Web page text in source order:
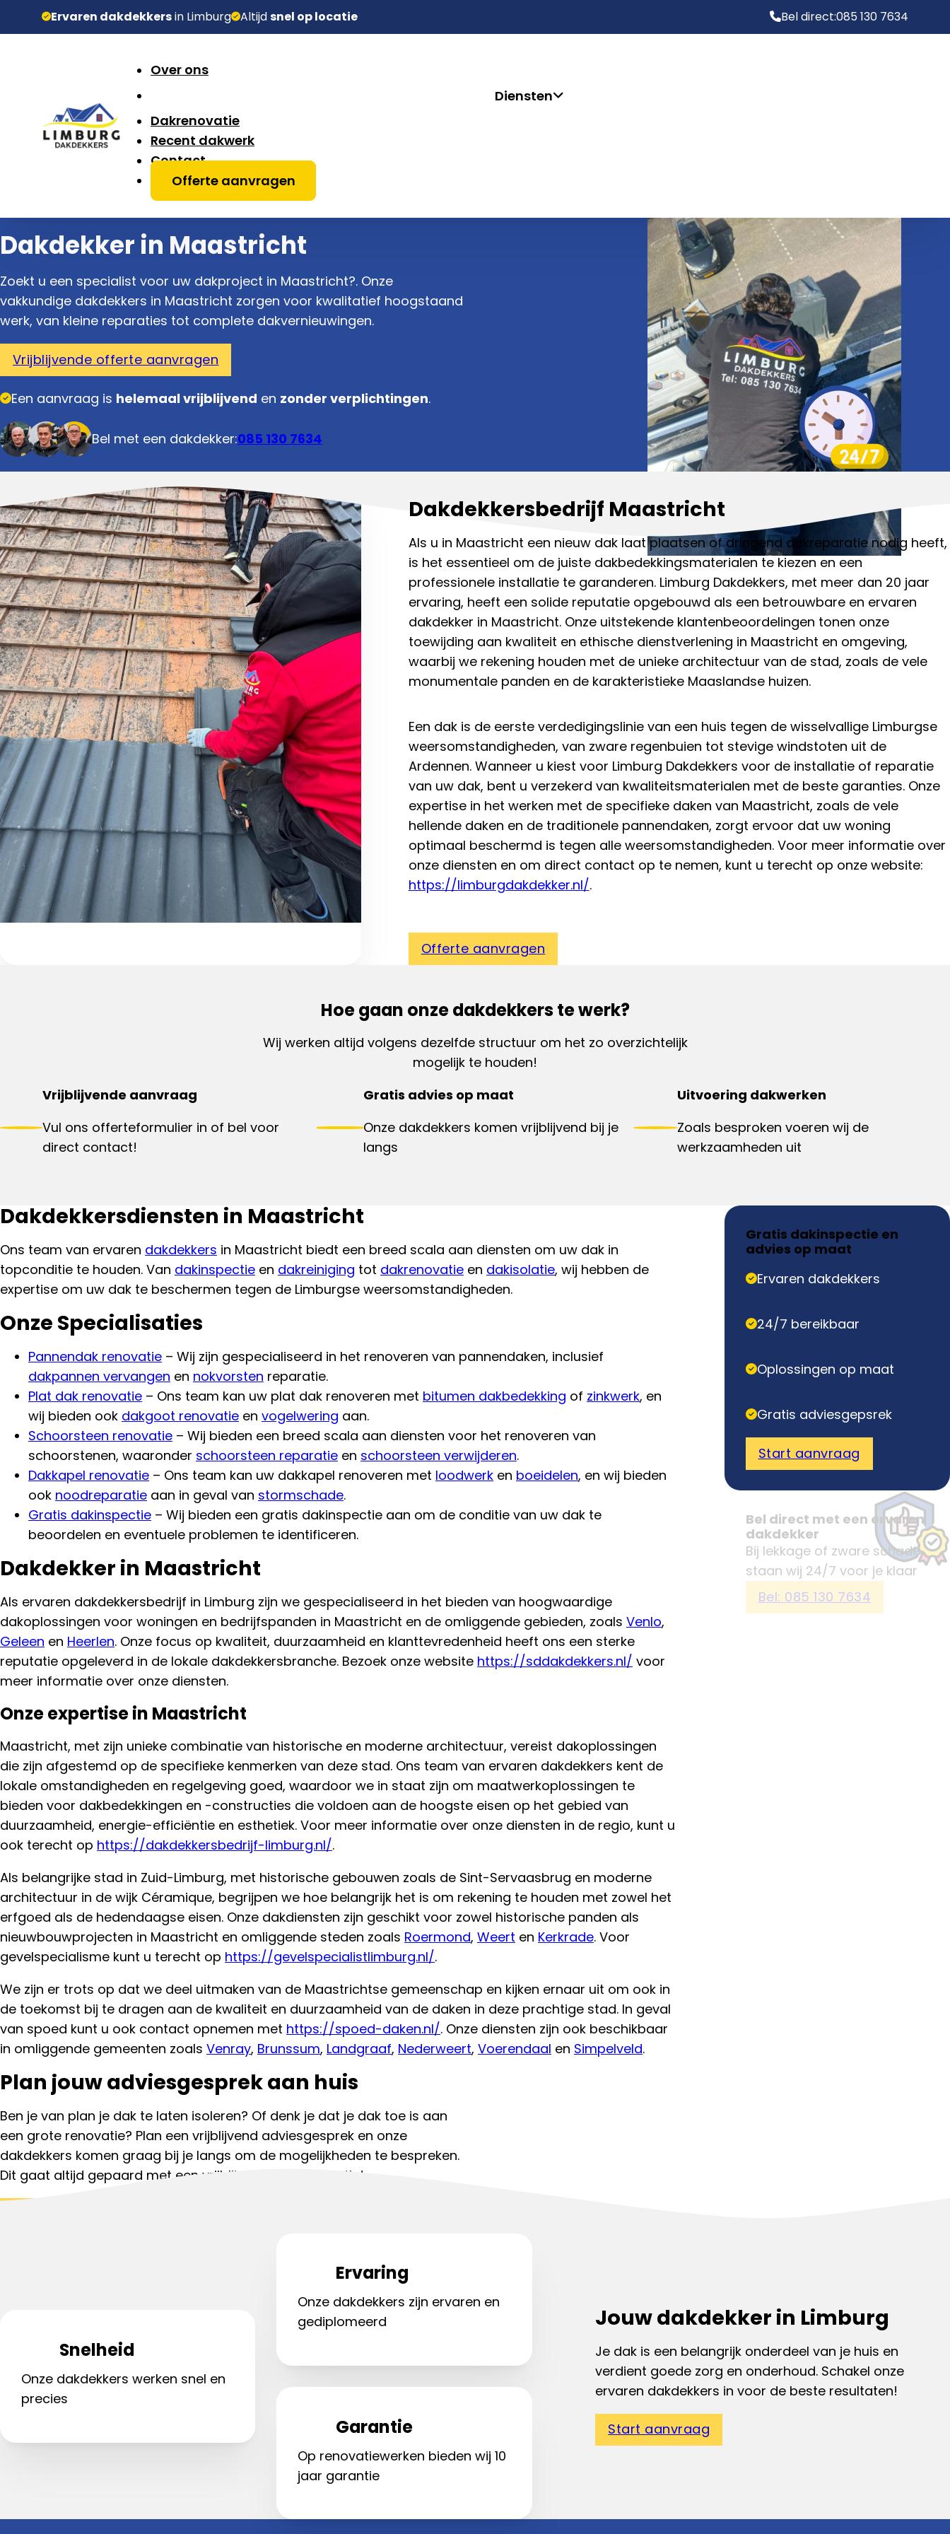
Ervaren dakdekkersin Limburg Altijdsnel op locatie Bel direct:085 130 7634
Over ons
Diensten
Dakrenovatie
Recent dakwerk
Contact
Offerte aanvragen
Dakdekker in Maastricht
Zoekt u een specialist voor uw dakproject in Maastricht?. Onze
vakkundige dakdekkers in Maastricht zorgen voor kwalitatief hoogstaand
werk, van kleine reparaties tot complete dakvernieuwingen.
Vrijblijvende offerte aanvragen
Een aanvraag is helemaal vrijblijvend en zonder verplichtingen.
Bel met een dakdekker:085 130 7634
Dakdekkersbedrijf Maastricht
Als u in Maastricht een nieuw dak laat plaatsen of dringend dakreparatie nodig heeft,
is het essentieel om de juiste dakbedekkingsmaterialen te kiezen en een
professionele installatie te garanderen. Limburg Dakdekkers, met meer dan 20 jaar
ervaring, heeft een solide reputatie opgebouwd als een betrouwbare en ervaren
dakdekker in Maastricht. Onze uitstekende klantenbeoordelingen tonen onze
toewijding aan kwaliteit en ethische dienstverlening in Maastricht en omgeving,
waarbij we rekening houden met de unieke architectuur van de stad, zoals de vele
monumentale panden en de karakteristieke Maaslandse huizen.
Een dak is de eerste verdedigingslinie van een huis tegen de wisselvallige Limburgse
weersomstandigheden, van zware regenbuien tot stevige windstoten uit de
Ardennen. Wanneer u kiest voor Limburg Dakdekkers voor de installatie of reparatie
van uw dak, bent u verzekerd van kwaliteitsmaterialen met de beste garanties. Onze
expertise in het werken met de specifieke daken van Maastricht, zoals de vele
hellende daken en de traditionele pannendaken, zorgt ervoor dat uw woning
optimaal beschermd is tegen alle weersomstandigheden. Voor meer informatie over
onze diensten en om direct contact op te nemen, kunt u terecht op onze website:
https://limburgdakdekker.nl/.
Offerte aanvragen
Hoe gaan onze dakdekkers te werk?
Wij werken altijd volgens dezelfde structuur om het zo overzichtelijk
mogelijk te houden!
Vrijblijvende aanvraag
Vul ons offerteformulier in of bel voor
direct contact!
Gratis advies op maat
Onze dakdekkers komen vrijblijvend bij je
langs
Uitvoering dakwerken
Zoals besproken voeren wij de
werkzaamheden uit
Dakdekkersdiensten in Maastricht
Ons team van ervaren dakdekkers in Maastricht biedt een breed scala aan diensten om uw dak in
topconditie te houden. Van dakinspectie en dakreiniging tot dakrenovatie en dakisolatie, wij hebben de
expertise om uw dak te beschermen tegen de Limburgse weersomstandigheden.
Onze Specialisaties
Pannendak renovatie – Wij zijn gespecialiseerd in het renoveren van pannendaken, inclusief
dakpannen vervangen en nokvorsten reparatie.
Plat dak renovatie – Ons team kan uw plat dak renoveren met bitumen dakbedekking of zinkwerk, en
wij bieden ook dakgoot renovatie en vogelwering aan.
Schoorsteen renovatie – Wij bieden een breed scala aan diensten voor het renoveren van
schoorstenen, waaronder schoorsteen reparatie en schoorsteen verwijderen.
Dakkapel renovatie – Ons team kan uw dakkapel renoveren met loodwerk en boeidelen, en wij bieden
ook noodreparatie aan in geval van stormschade.
Gratis dakinspectie – Wij bieden een gratis dakinspectie aan om de conditie van uw dak te
beoordelen en eventuele problemen te identificeren.
Dakdekker in Maastricht
Als ervaren dakdekkersbedrijf in Limburg zijn we gespecialiseerd in het bieden van hoogwaardige
dakoplossingen voor woningen en bedrijfspanden in Maastricht en de omliggende gebieden, zoals Venlo,
Geleen en Heerlen. Onze focus op kwaliteit, duurzaamheid en klanttevredenheid heeft ons een sterke
reputatie opgeleverd in de lokale dakdekkersbranche. Bezoek onze website https://sddakdekkers.nl/ voor
meer informatie over onze diensten.
Onze expertise in Maastricht
Maastricht, met zijn unieke combinatie van historische en moderne architectuur, vereist dakoplossingen
die zijn afgestemd op de specifieke kenmerken van deze stad. Ons team van ervaren dakdekkers kent de
lokale omstandigheden en regelgeving goed, waardoor we in staat zijn om maatwerkoplossingen te
bieden voor dakbedekkingen en -constructies die voldoen aan de hoogste eisen op het gebied van
duurzaamheid, energie-efficiëntie en esthetiek. Voor meer informatie over onze diensten in de regio, kunt u
ook terecht op https://dakdekkersbedrijf-limburg.nl/.
Als belangrijke stad in Zuid-Limburg, met historische gebouwen zoals de Sint-Servaasbrug en moderne
architectuur in de wijk Céramique, begrijpen we hoe belangrijk het is om rekening te houden met zowel het
erfgoed als de hedendaagse eisen. Onze dakdiensten zijn geschikt voor zowel historische panden als
nieuwbouwprojecten in Maastricht en omliggende steden zoals Roermond, Weert en Kerkrade. Voor
gevelspecialisme kunt u terecht op https://gevelspecialistlimburg.nl/.
We zijn er trots op dat we deel uitmaken van de Maastrichtse gemeenschap en kijken ernaar uit om ook in
de toekomst bij te dragen aan de kwaliteit en duurzaamheid van de daken in deze prachtige stad. In geval
van spoed kunt u ook contact opnemen met https://spoed-daken.nl/. Onze diensten zijn ook beschikbaar
in omliggende gemeenten zoals Venray, Brunssum, Landgraaf, Nederweert, Voerendaal en Simpelveld.
Plan jouw adviesgesprek aan huis
Ben je van plan je dak te laten isoleren? Of denk je dat je dak toe is aan
een grote renovatie? Plan een vrijblijvend adviesgesprek en onze
dakdekkers komen graag bij je langs om de mogelijkheden te bespreken.
Dit gaat altijd gepaard met een vrijblijvende dakinspectie!
Gratis dakinspectie en
advies op maat
Ervaren dakdekkers
24/7 bereikbaar
Oplossingen op maat
Gratis adviesgepsrek
Start aanvraag
Bel direct met een ervaren
dakdekker
Bij lekkage of zware schade
staan wij 24/7 voor je klaar
Bel: 085 130 7634
Snelheid
Onze dakdekkers werken snel en
precies
Ervaring
Onze dakdekkers zijn ervaren en
gediplomeerd
Garantie
Op renovatiewerken bieden wij 10
jaar garantie
Jouw dakdekker in Limburg
Je dak is een belangrijk onderdeel van je huis en
verdient goede zorg en onderhoud. Schakel onze
ervaren dakdekkers in voor de beste resultaten!
Start aanvraag